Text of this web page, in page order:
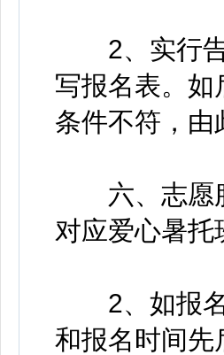
2、实行告
写报名表。如
条件不符，由
六、志愿服
对应爱心暑
2、如报名
和报名时间先